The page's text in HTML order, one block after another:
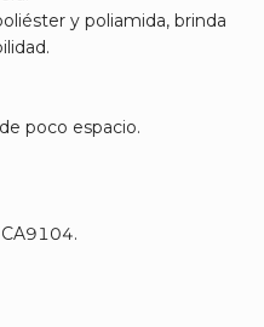
y poliamida, brinda
poco espacio.